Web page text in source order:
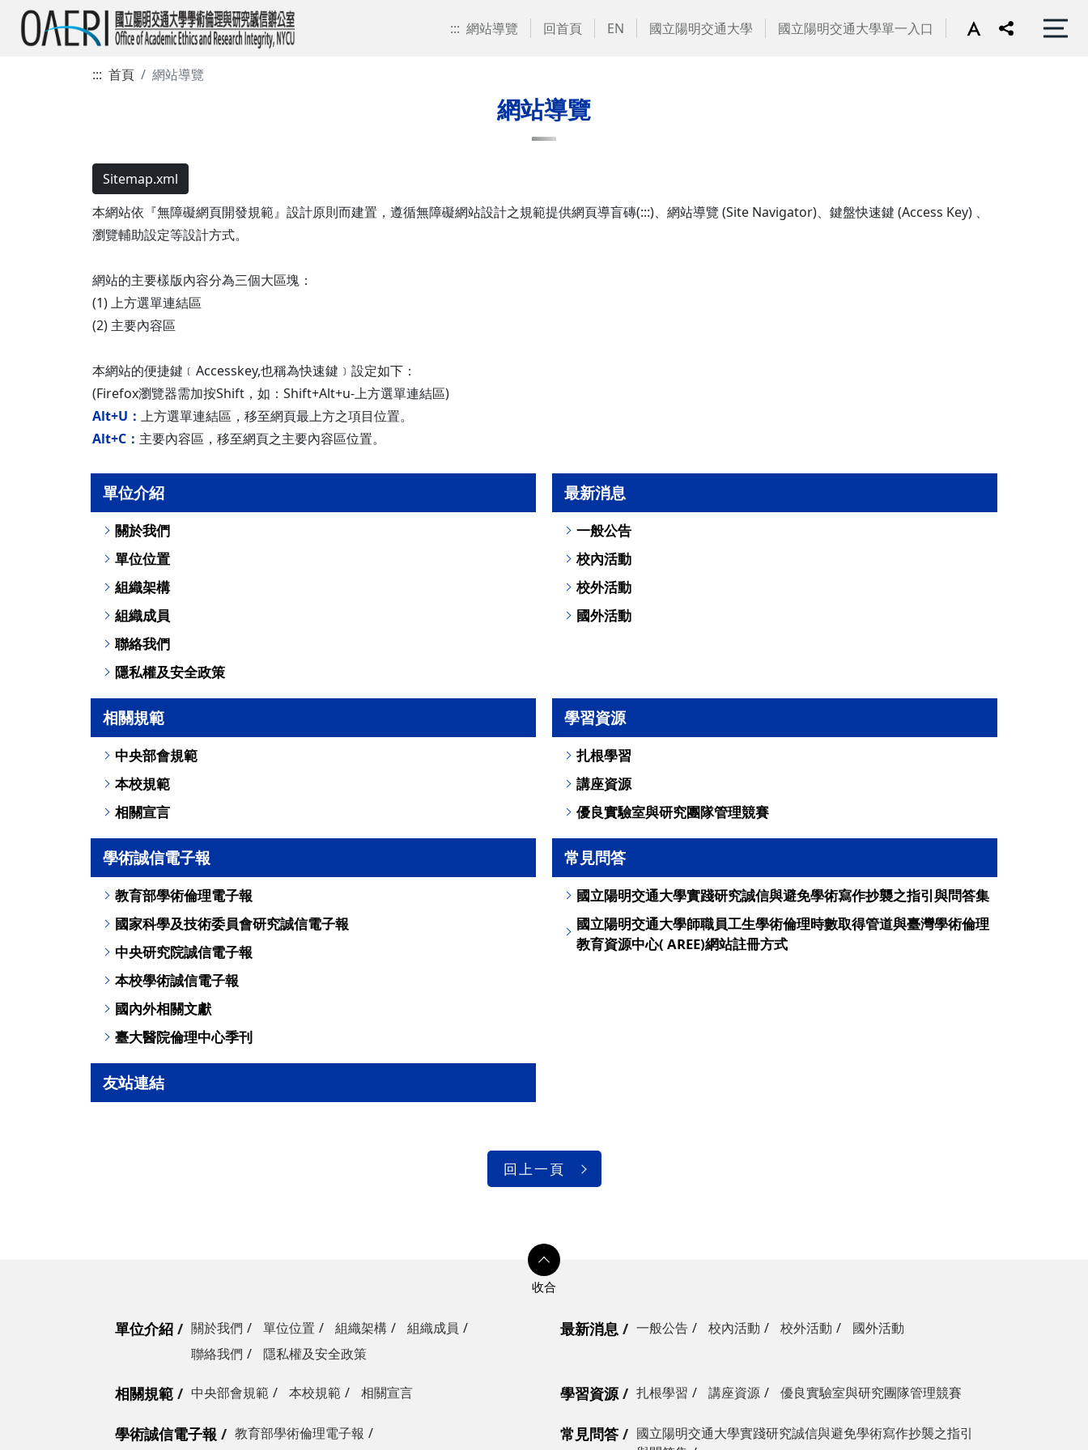
::: 網站導覽 回首頁 EN 國立陽明交通大學 國立陽明交通大學單一入口
::: 首頁 網站導覽
網站導覽
Sitemap.xml
本網站依『無障礙網頁開發規範』設計原則而建置，遵循無障礙網站設計之規範提供網頁導盲磚(:::)、網站導覽 (Site Navigator)、鍵盤快速鍵 (Access Key) 、
瀏覽輔助設定等設計方式。
網站的主要樣版內容分為三個大區塊：
(1) 上方選單連結區
(2) 主要內容區
本網站的便捷鍵﹝Accesskey,也稱為快速鍵﹞設定如下：
(Firefox瀏覽器需加按Shift，如：Shift+Alt+u-上方選單連結區)
Alt+U： 上方選單連結區，移至網頁最上方之項目位置。
Alt+C： 主要內容區，移至網頁之主要內容區位置。
單位介紹
關於我們
單位位置
組織架構
組織成員
聯絡我們
隱私權及安全政策
最新消息
一般公告
校內活動
校外活動
國外活動
相關規範
中央部會規範
本校規範
相關宣言
學習資源
扎根學習
講座資源
優良實驗室與研究團隊管理競賽
學術誠信電子報
教育部學術倫理電子報
國家科學及技術委員會研究誠信電子報
中央研究院誠信電子報
本校學術誠信電子報
國內外相關文獻
臺大醫院倫理中心季刊
常見問答
國立陽明交通大學實踐研究誠信與避免學術寫作抄襲之指引與問答集
國立陽明交通大學師職員工生學術倫理時數取得管道與臺灣學術倫理
教育資源中心( AREE)網站註冊方式
友站連結
回上一頁
單位介紹 關於我們 單位位置 組織架構
組織成員
聯絡我們
隱私權及安全政策
最新消息 一般公告 校內活動 校外活動 國外活動
相關規範 中央部會規範 本校規範 相關宣言 學習資源 扎根學習 講座資源 優良實驗室與研究團隊管理競賽
學術誠信電子報 教育部學術倫理電子報 常見問答
國立陽明交通大學實踐研究誠信與避免學術寫作抄襲之指引